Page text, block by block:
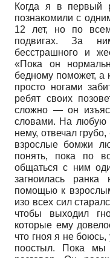
Когда я в первый
познакомили с
12 лет, но по
подвигах. За
бесстрашного и
«Пока он
бедному поможет, а
просто ногами
ребят своих
сложно — он
словами. На любую
нему, отвечал
взрослые бомжи
понять, пока по
общаться с ним
загноилась
помощью к
изо всех сил
чтобы выходил
которые ему
что гноя я не
поостыл. Пока мы